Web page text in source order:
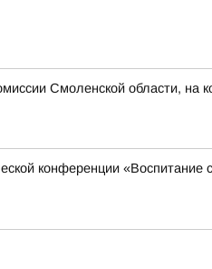
Смоленской области, на
конференции